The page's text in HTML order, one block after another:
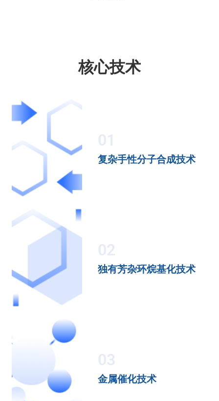
核心技术
01
复杂手性分子合成技术
02
独有芳杂环烷基化技术
03
金属催化技术